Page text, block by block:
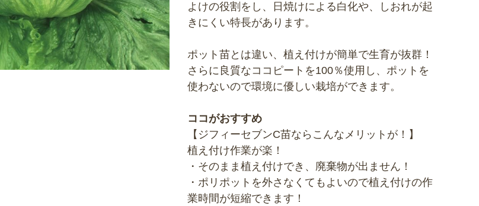
よけの役割をし、日焼けによる白化や、しおれが起
きにくい特長があります。
ポット苗とは違い、植え付けが簡単で生育が抜群！
さらに良質なココピートを100％使用し、ポットを
使わないので環境に優しい栽培ができます。
ココがおすすめ
【ジフィーセブンC苗ならこんなメリットが！】
植え付け作業が楽！
・そのまま植え付けでき、廃棄物が出ません！
・ポリポットを外さなくてもよいので植え付けの作
業時間が短縮できます！